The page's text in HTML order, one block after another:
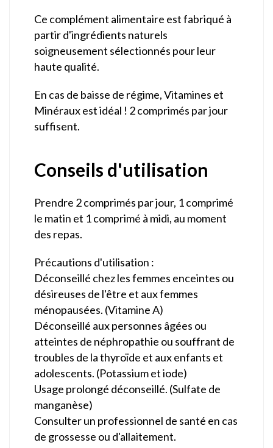
Ce complément alimentaire est fabriqué à
partir d'ingrédients naturels
soigneusement sélectionnés pour leur
haute qualité.
En cas de baisse de régime, Vitamines et
Minéraux est idéal ! 2 comprimés par jour
suffisent.
Conseils d'utilisation
Prendre 2 comprimés par jour, 1 comprimé
le matin et 1 comprimé à midi, au moment
des repas.
Précautions d'utilisation :
Déconseillé chez les femmes enceintes ou
désireuses de l'être et aux femmes
ménopausées. (Vitamine A)
Déconseillé aux personnes âgées ou
atteintes de néphropathie ou souffrant de
troubles de la thyroïde et aux enfants et
adolescents. (Potassium et iode)
Usage prolongé déconseillé. (Sulfate de
manganèse)
Consulter un professionnel de santé en cas
de grossesse ou d'allaitement.